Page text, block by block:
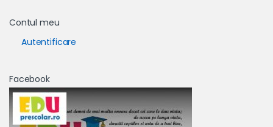
Contul meu
Autentificare
Facebook